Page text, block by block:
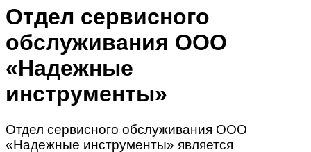
Отдел сервисного
обслуживания ООО
«Надежные
инструменты»
Отдел сервисного обслуживания ООО
«Надежные инструменты» является